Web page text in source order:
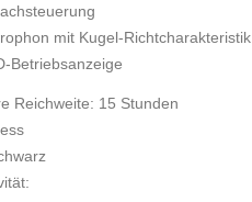
mit Kugel-Richtcharakteristik
Betriebsanzeige
Reichweite: 15 Stunden